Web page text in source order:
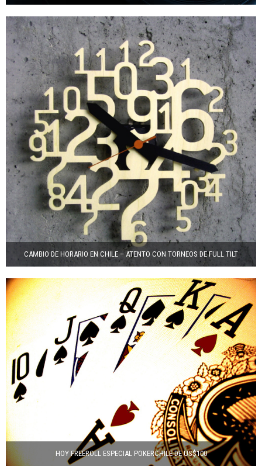
CAMBIO DE HORARIO EN CHILE – ATENTO CON TORNEOS DE FULL TILT
HOY FREEROLL ESPECIAL POKERCHILE DE US$100